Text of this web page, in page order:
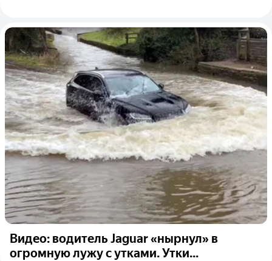
Видео: водитель Jaguar «нырнул» в
огромную лужу с утками. Утки...